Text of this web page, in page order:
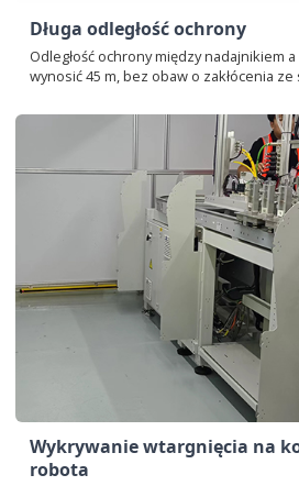
Długa odległość ochrony
Odległość ochrony między nadajnikiem
wynosić 45 m, bez obaw o zakłócenia
Wykrywanie wtargnięcia na
robota